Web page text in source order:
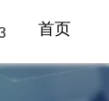
首页